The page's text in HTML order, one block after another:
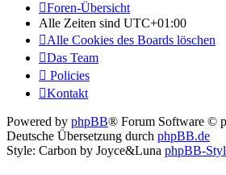
Foren-Übersicht
Alle Zeiten sind UTC+01:00
Alle Cookies des Boards löschen
Das Team
Policies
Kontakt
Powered by phpBB® Forum Software ©
Deutsche Übersetzung durch phpBB.de
Style: Carbon by Joyce&Luna phpBB-